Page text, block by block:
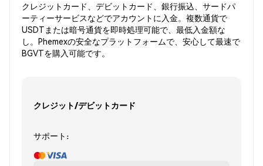
クレジットカード、デビットカード、銀行振込、サードパ
ーティーサービスなどでアカウントに入金。複数通貨で
USDTまたは暗号通貨を即時処理可能で、最低入金額な
し。Phemexの安全なプラットフォームで、安心して最速で
BGVTを購入可能です。
クレジット/デビットカード
サポート: